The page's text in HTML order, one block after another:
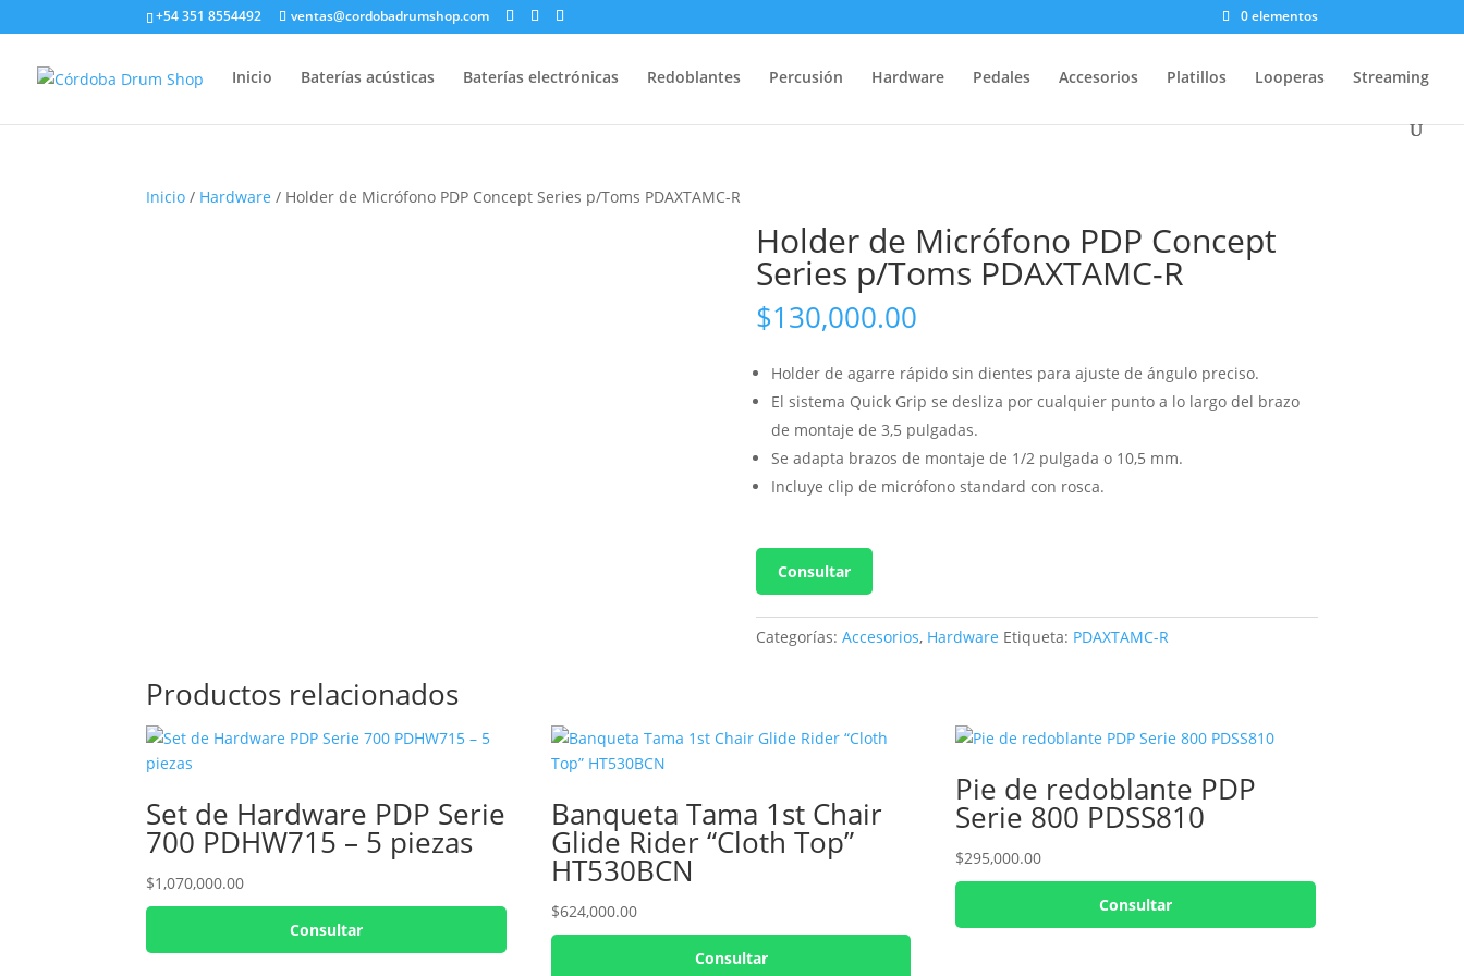
+54 351 8554492 ventas@cordobadrumshop.com 0 elementos
Inicio Baterías acústicas Baterías electrónicas Redoblantes Percusión Hardware Pedales Accesorios Platillos Looperas Streaming
Inicio / Hardware / Holder de Micrófono PDP Concept Series p/Toms PDAXTAMC-R
Holder de Micrófono PDP Concept
Series p/Toms PDAXTAMC-R
$130,000.00
Holder de agarre rápido sin dientes para ajuste de ángulo preciso.
El sistema Quick Grip se desliza por cualquier punto a lo largo del brazo
de montaje de 3,5 pulgadas.
Se adapta brazos de montaje de 1/2 pulgada o 10,5 mm.
Incluye clip de micrófono standard con rosca.
Consultar
Categorías: Accesorios, Hardware Etiqueta: PDAXTAMC-R
Productos relacionados
Set de Hardware PDP Serie
700 PDHW715 – 5 piezas
$1,070,000.00
Consultar
Banqueta Tama 1st Chair
Glide Rider “Cloth Top”
HT530BCN
$624,000.00
Consultar
Pie de redoblante PDP
Serie 800 PDSS810
$295,000.00
Consultar